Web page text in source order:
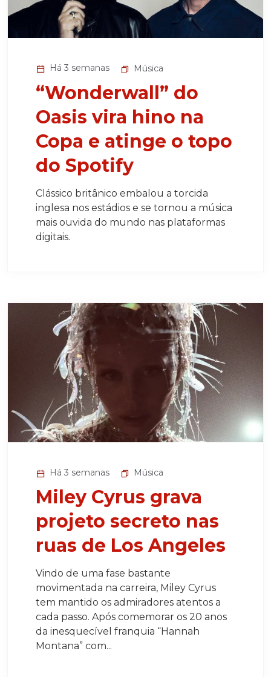
Há 3 semanas Música
“Wonderwall” do
Oasis vira hino na
Copa e atinge o topo
do Spotify
Clássico britânico embalou a torcida
inglesa nos estádios e se tornou a música
mais ouvida do mundo nas plataformas
digitais.
Há 3 semanas Música
Miley Cyrus grava
projeto secreto nas
ruas de Los Angeles
Vindo de uma fase bastante
movimentada na carreira, Miley Cyrus
tem mantido os admiradores atentos a
cada passo. Após comemorar os 20 anos
da inesquecível franquia “Hannah
Montana” com...